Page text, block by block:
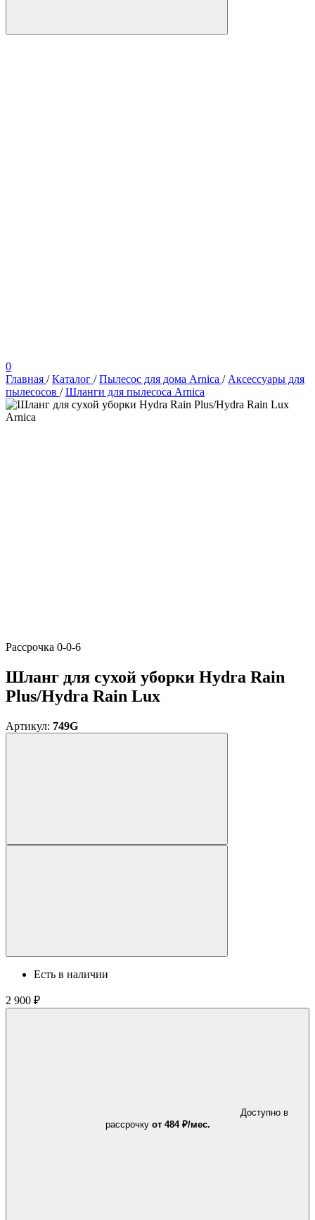
0
Главная / Каталог / Пылесос для дома Arnica / Аксессуары для
пылесосов / Шланги для пылесоса Arnica
Arnica
Расcрочка 0-0-6
Шланг для сухой уборки Hydra Rain
Plus/Hydra Rain Lux
Артикул: 749G
Есть в наличии
2 900 ₽
Доступно в
рассрочку от 484 ₽/мес.